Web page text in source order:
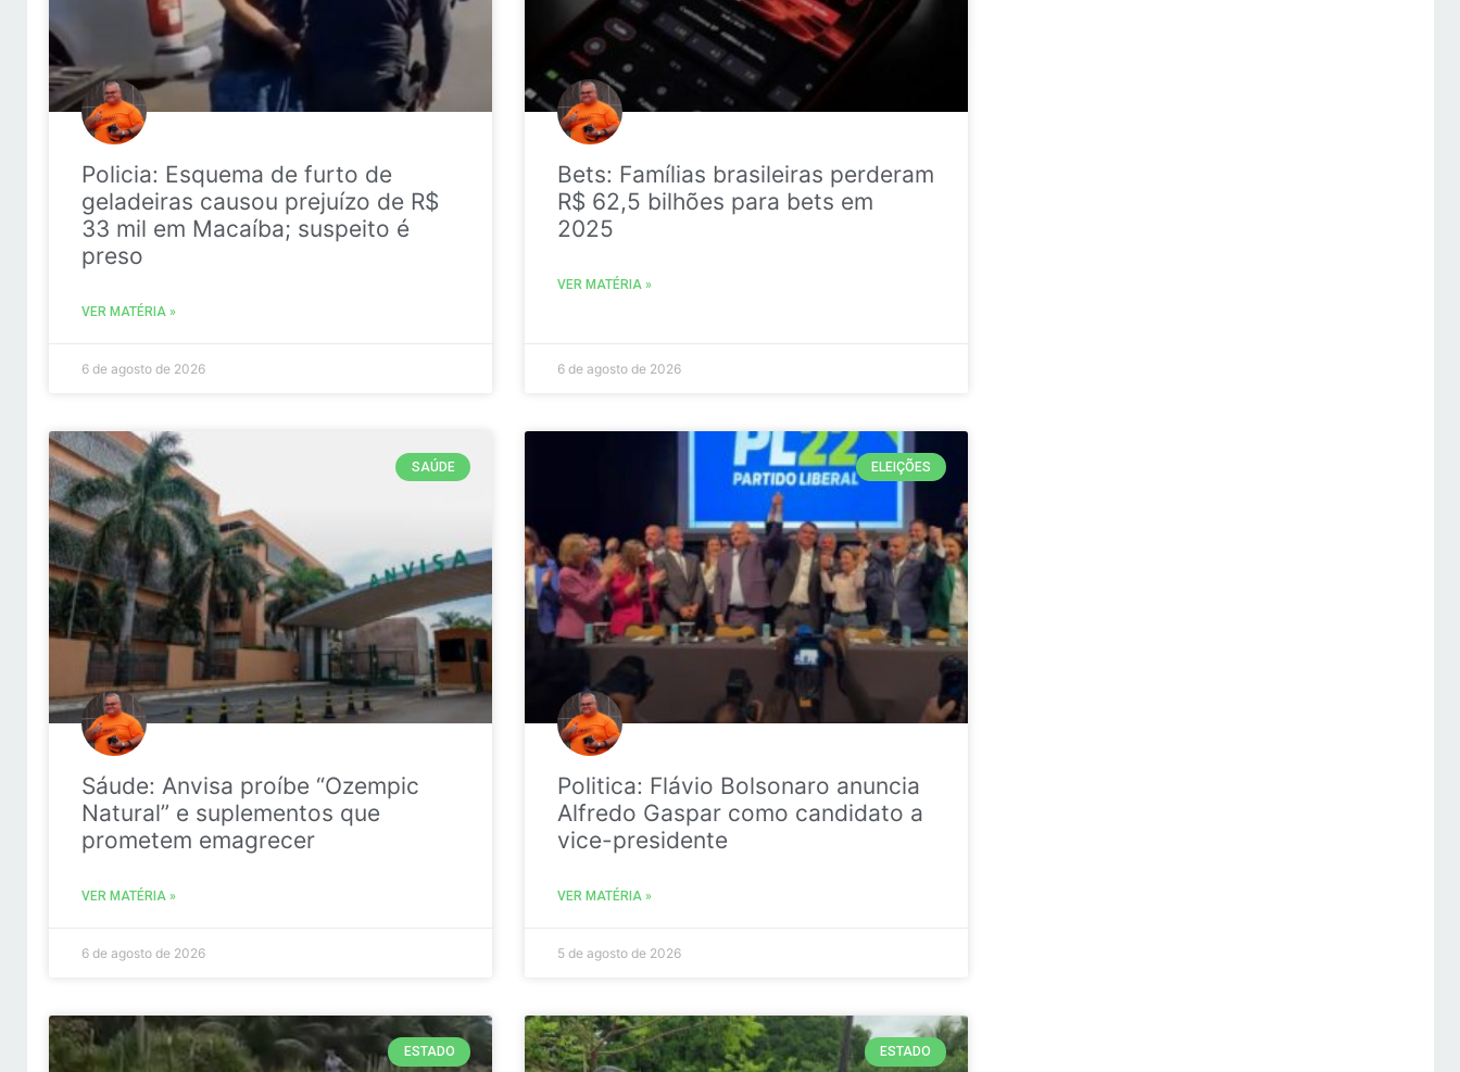
Policia: Esquema de furto de
geladeiras causou prejuízo de R$
33 mil em Macaíba; suspeito é
preso
VER MATÉRIA »
6 de agosto de 2026
Bets: Famílias brasileiras perderam
R$ 62,5 bilhões para bets em
2025
VER MATÉRIA »
6 de agosto de 2026
SAÚDE
Sáude: Anvisa proíbe “Ozempic
Natural” e suplementos que
prometem emagrecer
VER MATÉRIA »
6 de agosto de 2026
ELEIÇÕES
Politica: Flávio Bolsonaro anuncia
Alfredo Gaspar como candidato a
vice-presidente
VER MATÉRIA »
5 de agosto de 2026
ESTADO ESTADO